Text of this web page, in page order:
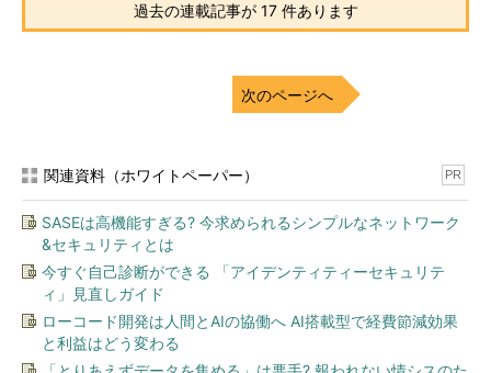
過去の連載記事が 17 件あります
次のページへ
関連資料（ホワイトペーパー） PR
SASEは高機能すぎる? 今求められるシンプルなネットワーク
&セキュリティとは
今すぐ自己診断ができる 「アイデンティティーセキュリテ
ィ」見直しガイド
ローコード開発は人間とAIの協働へ AI搭載型で経費節減効果
と利益はどう変わる